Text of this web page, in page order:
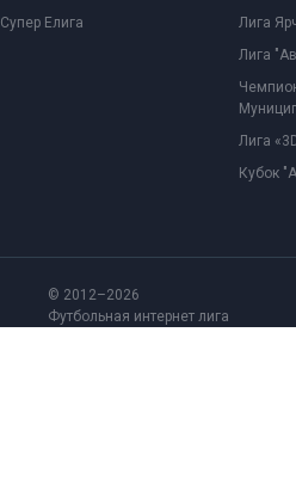
Супер Елига
Лига
Лига
Лига
Кубок
© 2012–2026
Футбольная интернет лига